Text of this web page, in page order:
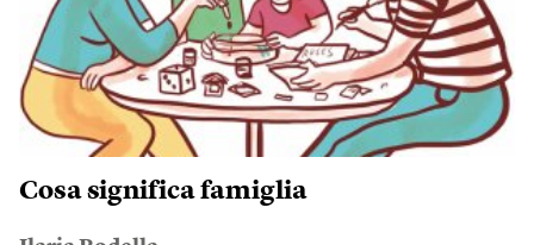
Cosa significa famiglia